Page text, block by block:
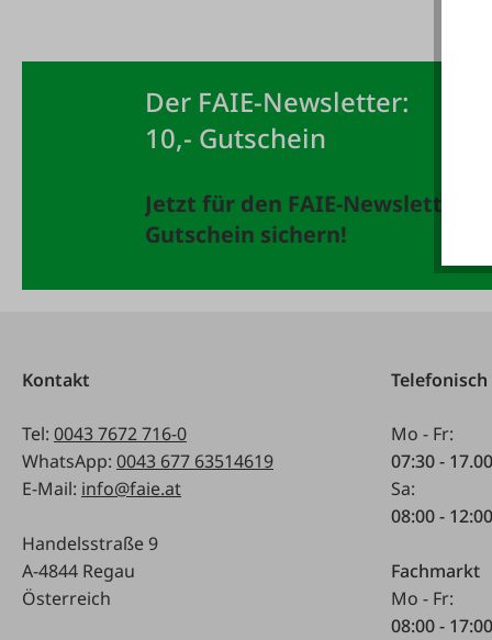
Der FAIE-Newsletter:
10,- Gutschein
Jetzt für den FAIE-Newsletter
Gutschein sichern!
Kontakt
Tel: 0043 7672 716-0
WhatsApp: 0043 677 63514619
E-Mail: info@faie.at
Handelsstraße 9
A-4844 Regau
Österreich
Mo - Fr:
07:30 -
Sa:
08:00 -
Fachmarkt
Mo - Fr:
08:00 -